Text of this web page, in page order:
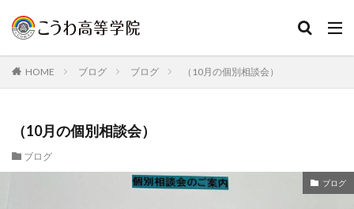
HOME ブログ ブログ （10月の個別相談会）
（10月の個別相談会）
ブログ
ブログ